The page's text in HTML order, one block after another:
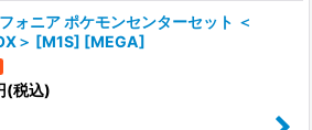
ォニア ポケモンセンターセット ＜
＞ [M1S] [MEGA]
(税込)